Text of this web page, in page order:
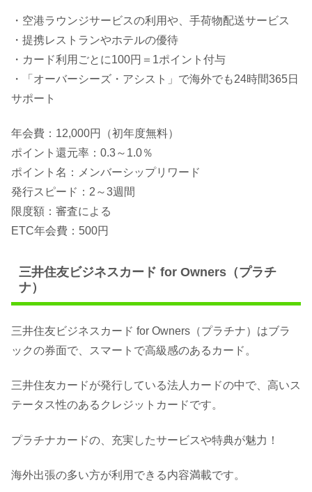
・空港ラウンジサービスの利用や、手荷物配送サービス
・提携レストランやホテルの優待
・カード利用ごとに100円＝1ポイント付与
・「オーバーシーズ・アシスト」で海外でも24時間365日
サポート
年会費：12,000円（初年度無料）
ポイント還元率：0.3～1.0％
ポイント名：メンバーシップリワード
発行スピード：2～3週間
限度額：審査による
ETC年会費：500円
三井住友ビジネスカード for Owners（プラチ
ナ）
三井住友ビジネスカード for Owners（プラチナ）はブラ
ックの券面で、スマートで高級感のあるカード。
三井住友カードが発行している法人カードの中で、高いス
テータス性のあるクレジットカードです。
プラチナカードの、充実したサービスや特典が魅力！
海外出張の多い方が利用できる内容満載です。